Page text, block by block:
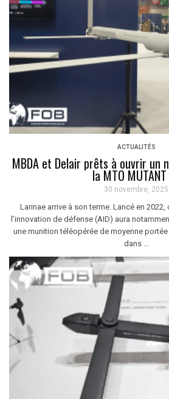
ACTUALITÉS
MBDA et Delair prêts à ouvrir un
la MTO
30 novembre, 2025
Larinae arrive à son terme. Lancé en
l’innovation de défense (AID) aura
une munition téléopérée de moyenne
dans ...